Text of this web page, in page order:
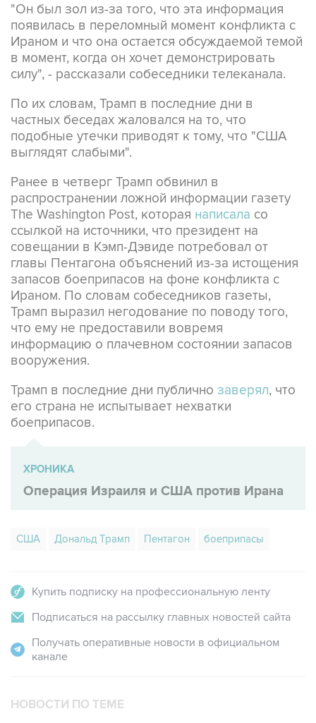
"Он был зол из-за того, что эта информация
появилась в переломный момент конфликта с
Ираном и что она остается обсуждаемой темой
в момент, когда он хочет демонстрировать
силу", - рассказали собеседники телеканала.
По их словам, Трамп в последние дни в
частных беседах жаловался на то, что
подобные утечки приводят к тому, что "США
выглядят слабыми".
Ранее в четверг Трамп обвинил в
распространении ложной информации газету
The Washington Post, которая написала со
ссылкой на источники, что президент на
совещании в Кэмп-Дэвиде потребовал от
главы Пентагона объяснений из-за истощения
запасов боеприпасов на фоне конфликта с
Ираном. По словам собеседников газеты,
Трамп выразил негодование по поводу того,
что ему не предоставили вовремя
информацию о плачевном состоянии запасов
вооружения.
Трамп в последние дни публично заверял, что
его страна не испытывает нехватки
боеприпасов.
ХРОНИКА
Операция Израиля и США против Ирана
США Дональд Трамп Пентагон боеприпасы
Купить подписку на профессиональную ленту
Подписаться на рассылку главных новостей сайта
Получать оперативные новости в официальном
канале
НОВОСТИ ПО ТЕМЕ